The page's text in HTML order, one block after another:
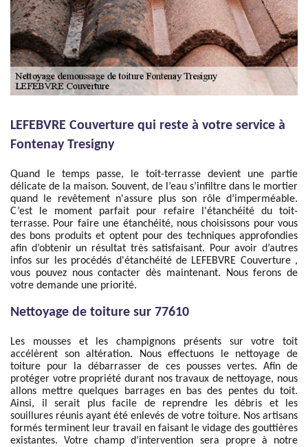
LEFEBVRE Couverture qui reste à votre service à
Fontenay Tresigny
Quand le temps passe, le toit-terrasse devient une partie
délicate de la maison. Souvent, de l’eau s’infiltre dans le mortier
quand le revêtement n'assure plus son rôle d’imperméable.
C’est le moment parfait pour refaire l'étanchéité du toit-
terrasse. Pour faire une étanchéité, nous choisissons pour vous
des bons produits et optent pour des techniques approfondies
afin d’obtenir un résultat très satisfaisant. Pour avoir d’autres
infos sur les procédés d'étanchéité de LEFEBVRE Couverture ,
vous pouvez nous contacter dès maintenant. Nous ferons de
votre demande une priorité.
Nettoyage de toiture sur 77610
Les mousses et les champignons présents sur votre toit
accélèrent son altération. Nous effectuons le nettoyage de
toiture pour la débarrasser de ces pousses vertes. Afin de
protéger votre propriété durant nos travaux de nettoyage, nous
allons mettre quelques barrages en bas des pentes du toit.
Ainsi, il serait plus facile de reprendre les débris et les
souillures réunis ayant été enlevés de votre toiture. Nos artisans
formés terminent leur travail en faisant le vidage des gouttières
existantes. Votre champ d’intervention sera propre à notre